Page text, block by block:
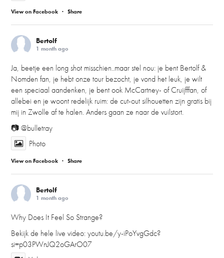
View on Facebook · Share
Bertolf
1 month ago
Ja, beetje een long shot misschien..maar stel nou: je bent Bertolf &
Nomden fan, je hebt onze tour bezocht, je vond het leuk, je wilt
een speciaal aandenken, je bent ook McCartney- of Cruijfffan, of
allebei en je woont redelijk ruim: de cut-out silhouetten zijn gratis bij
mij in Zwolle af te halen. Anders gaan ze naar de vuilstort.
📷 @bulletray
Photo
View on Facebook · Share
Bertolf
1 month ago
Why Does It Feel So Strange?
Bekijk de hele live video:youtu.be/y-iPoYvgGdc?
si=p03PWnJQ2oGArO07